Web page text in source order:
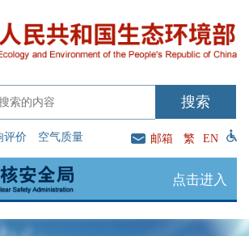
评价 空气质量 邮箱 繁 EN
点击进入